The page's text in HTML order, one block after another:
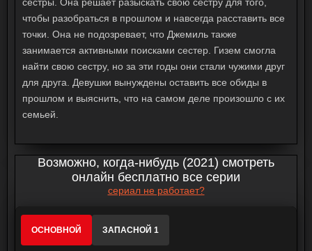
чтобы разобраться в прошлом и навсегда расставить все
точки. Она не подозревает, что Джемиль также
занимается активными поисками сестер. Гизем смогла
найти свою сестру, но за эти годы они стали чужими друг
для друга. Девушки вынуждены оставить все обиды в
прошлом и выяснить, что на самом деле произошло с их
семьей.
Возможно, когда-нибудь (2021) смотреть
онлайн бесплатно все серии
сериал не работает?
ОСНОВНОЙ ЗАПАСНОЙ 1